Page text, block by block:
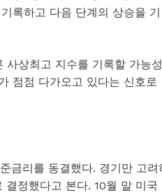
록하고 다음 단계의 상승을 기
사상최고 지수를 기록할 가능성
점점 다가오고 있다는 신호로
금리를 동결했다. 경기만 고려
정했다고 본다. 10월 말 미국